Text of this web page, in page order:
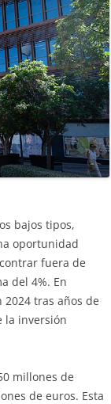
bajos tipos,
oportunidad
fuera de
del 4%. En
tras años de
la inversión
millones de
de euros. Esta